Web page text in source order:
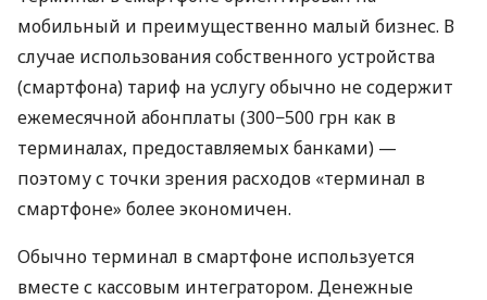
мобильный и преимущественно малый бизнес. В
случае использования собственного устройства
(смартфона) тариф на услугу обычно не содержит
ежемесячной абонплаты (300−500 грн как в
терминалах, предоставляемых банками) —
поэтому с точки зрения расходов «терминал в
смартфоне» более экономичен.
Обычно терминал в смартфоне используется
вместе с кассовым интегратором. Денежные